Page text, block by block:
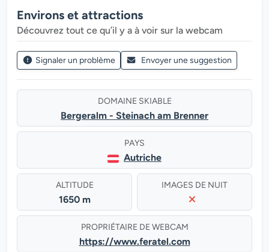
Environs et attractions
Découvrez tout ce qu’il y a à voir sur la webcam
Signaler un problème Envoyer une suggestion
DOMAINE SKIABLE
Bergeralm - Steinach am Brenner
PAYS
Autriche
ALTITUDE
1650 m
IMAGES DE NUIT
PROPRIÉTAIRE DE WEBCAM
https://www.feratel.com